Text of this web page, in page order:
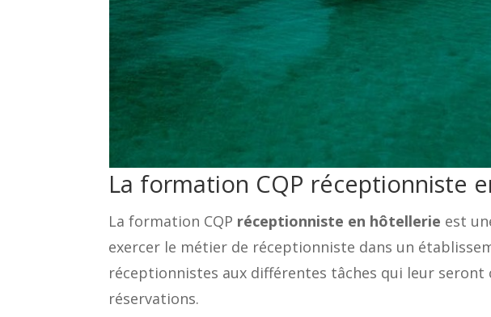
La formation CQP réceptionniste
La formation CQP réceptionniste en hôtellerie est
exercer le métier de réceptionniste dans un
réceptionnistes aux différentes tâches qui leur seront
réservations.